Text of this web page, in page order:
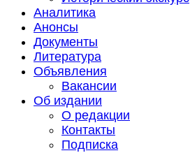
Аналитика
Анонсы
Документы
Литература
Объявления
Вакансии
Об издании
О редакции
Контакты
Подписка